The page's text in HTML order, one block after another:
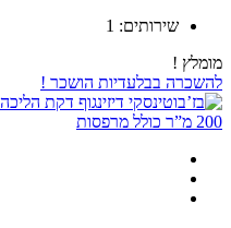
שירותים: 1
מומלץ !
להשכרה בבלעדיות הושכר !